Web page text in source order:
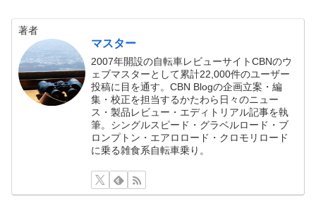
著者
マスター
2007年開設の自転車レビューサイトCBNのウ
ェブマスターとして累計22,000件のユーザー
投稿に目を通す。CBN Blogの企画立案・編
集・校正を担当するかたわら日々のニュー
ス・製品レビュー・エディトリアル記事を執
筆。シングルスピード・グラベルロード・ブ
ロンプトン・エアロロード・クロモリロード
に乗る雑食系自転車乗り。